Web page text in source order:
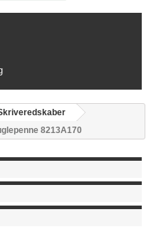
8213A170